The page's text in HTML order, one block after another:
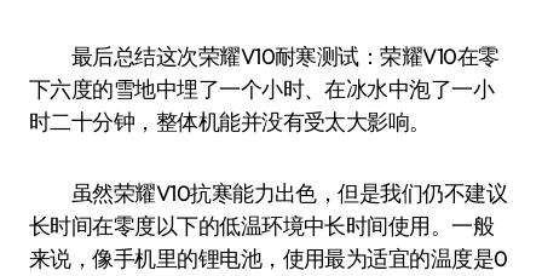
最后总结这次荣耀V10耐寒测试：荣耀V10在零
下六度的雪地中埋了一个小时、在冰水中泡了一小
时二十分钟，整体机能并没有受太大影响。
虽然荣耀V10抗寒能力出色，但是我们仍不建议
长时间在零度以下的低温环境中长时间使用。一般
来说，像手机里的锂电池，使用最为适宜的温度是0